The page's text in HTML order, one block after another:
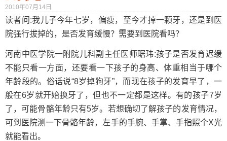
2010年07月14日
读者问:我儿子今年七岁，偏瘦，至今才掉一颗牙，还是到医
院强行拔掉的，是否发育缓慢？需要到医院看吗？
河南中医学院一附院儿科副主任医师琚玮:孩子是否发育迟缓
不能只看一方面，还要看一下孩子的身高、体重相当于哪个
年龄段的。俗话说“8岁掉狗牙”，而现在孩子的发育早了，一
般在6岁就开始换牙了，但也不一定都是这样。有的孩子7岁
了，可能骨骼年龄只有5岁。若想确切了解孩子的发育情况，
可到医院测一下骨骼年龄，左手的手腕、手掌、手指照个X光
就能看出。